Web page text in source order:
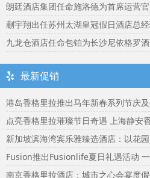
朗廷酒店集团任命施洛德为首席运营官
蒯宇翔出任苏州太湖皇冠假日酒店总
九龙仓酒店任命包铂为长沙尼依格罗
最新促销
港岛香格里拉推出马年新春系列节庆
点亮香格里拉璀璨节日奇遇 上海静安
南京香格里拉酒店：城市之心会宴度